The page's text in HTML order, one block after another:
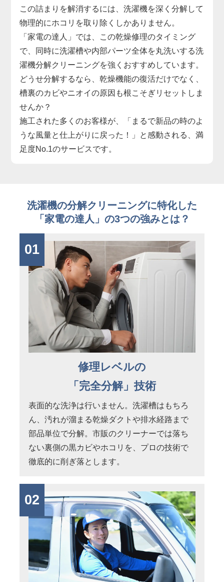
この詰まりを解消するには、洗濯機を深く分解して
物理的にホコリを取り除くしかありません。
「家電の達人」では、この乾燥修理のタイミング
で、同時に洗濯槽や内部パーツ全体を丸洗いする洗
濯機分解クリーニングを強くおすすめしています。
どうせ分解するなら、乾燥機能の復活だけでなく、
槽裏のカビやニオイの原因も根こそぎリセットしま
せんか？
施工された多くのお客様が、「まるで新品の時のよ
うな風量と仕上がりに戻った！」と感動される、満
足度No.1のサービスです。
洗濯機の分解クリーニングに特化した
「家電の達人」の3つの強みとは？
01
修理レベルの
「完全分解」技術
表面的な洗浄は行いません。洗濯槽はもちろ
ん、汚れが溜まる乾燥ダクトや排水経路まで
部品単位で分解。市販のクリーナーでは落ち
ない裏側の黒カビやホコリを、プロの技術で
徹底的に削ぎ落とします。
02